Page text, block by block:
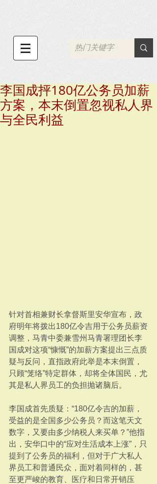
李国成抨180亿公务员加薪
方案，本末倒置忽视私人界
与全民利益
针对首相兼财长拿督斯里安华宣布，政
府明年将拨出180亿令吉用于公务员薪资
调整，马青中委兼雪州马青署理团长李
国成对这项“慷慨”的加薪方案提出三点质
疑与反问，直指政府此举是本末倒置，
只顾“笼络”特定群体，却将全体国民，尤
其是私人界员工的负担抛诸脑后。
李国成首先质疑：“180亿令吉的加薪，
受益的是全国多少公务员？而这笔天文
数字，又要由多少纳税人来买单？”他指
出，安华口中的“应对生活成本上涨”，只
提到了公务员的福利，但对于广大私人
界员工和普通民众，面对着同样的，甚
至更严峻的教育、医疗和日常开销压